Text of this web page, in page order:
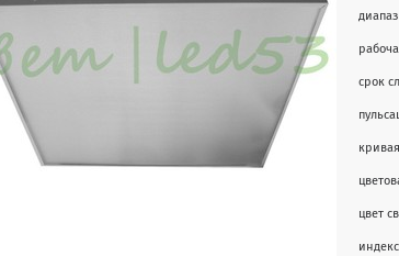
срок
цвет